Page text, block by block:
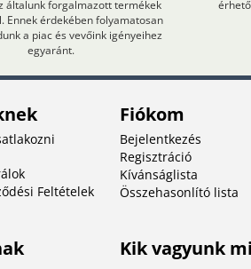
általunk forgalmazott termékek
Ennek érdekében folyamatosan
a piac és vevőink igényeihez
egyaránt.
Feltételek
Fiókom
Bejelentkezés
Regisztráció
Kívánságlista
Összehasonlító lista
Kik vagyunk